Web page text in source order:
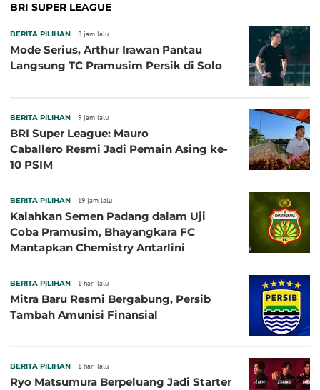
BRI SUPER LEAGUE
BERITA PILIHAN 8 jam lalu
Mode Serius, Arthur Irawan Pantau
Langsung TC Pramusim Persik di Solo
BERITA PILIHAN 9 jam lalu
BRI Super League: Mauro
Caballero Resmi Jadi Pemain Asing ke-
10 PSIM
BERITA PILIHAN 19 jam lalu
Kalahkan Semen Padang dalam Uji
Coba Pramusim, Bhayangkara FC
Mantapkan Chemistry Antarlini
BERITA PILIHAN 1 hari lalu
Mitra Baru Resmi Bergabung, Persib
Tambah Amunisi Finansial
BERITA PILIHAN 1 hari lalu
Ryo Matsumura Berpeluang Jadi Starter